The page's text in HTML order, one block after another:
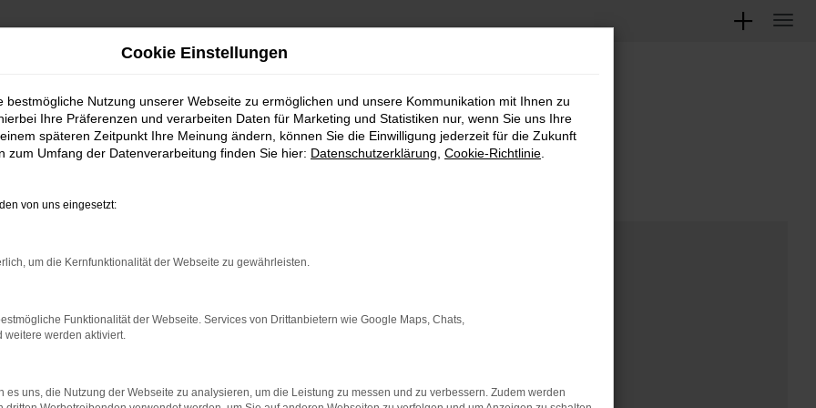
Cookie Einstellungen
bestmögliche Nutzung unserer Webseite zu ermöglichen und unsere Kommunikation mit Ihnen zu
Ihre Präferenzen und verarbeiten Daten für Marketing und Statistiken nur, wenn Sie uns Ihre
späteren Zeitpunkt Ihre Meinung ändern, können Sie die Einwilligung jederzeit für die Zukunft
zum Umfang der Datenverarbeitung finden Sie hier: Datenschutzerklärung Cookie-Richtlinie
von uns eingesetzt:
um die Kernfunktionalität der Webseite zu gewährleisten.
Funktionalität der Webseite. Services von Drittanbietern wie Google Maps, Chats,
weitere werden aktiviert.
es uns, die Nutzung der Webseite zu analysieren, um die Leistung zu messen und zu verbessern. Zudem werden